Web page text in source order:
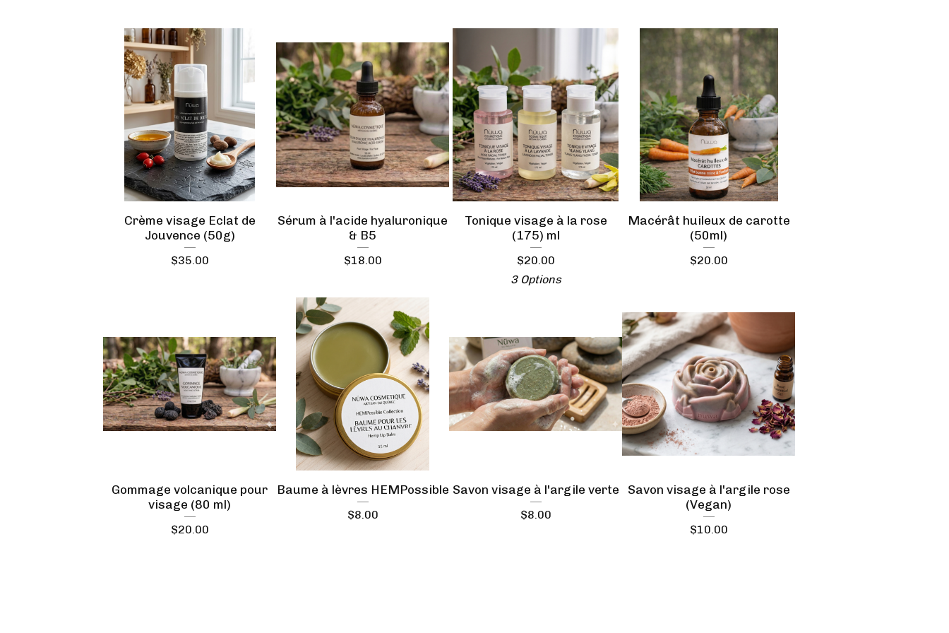
Crème visage Eclat de
Jouvence (50g)
$35.00
Sérum à l'acide hyaluronique
& B5
$18.00
Tonique visage à la rose
(175) ml
$20.00
3 Options
Macérât huileux de carotte
(50ml)
$20.00
Gommage volcanique pour
visage (80 ml)
$20.00
Baume à lèvres HEMPossible
$8.00
Savon visage à l'argile verte
$8.00
Savon visage à l'argile rose
(Vegan)
$10.00